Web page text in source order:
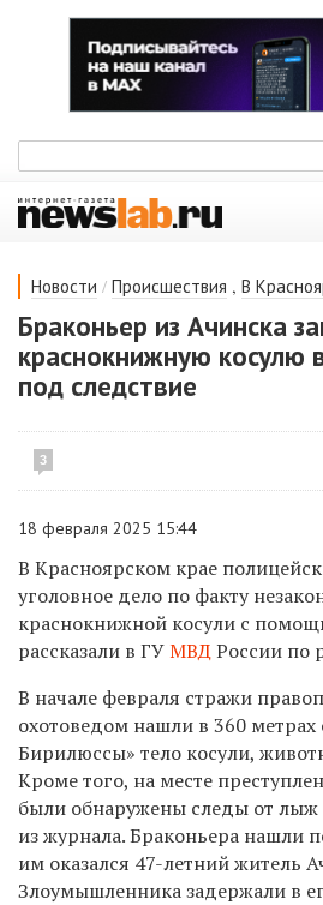
Новости / Происшествия , В
Браконьер из Ачинска
краснокнижную косулю
под следствие
3
18 февраля 2025 15:44
В Красноярском крае
уголовное дело по факту
краснокнижной косули с
рассказали в ГУМВДРоссии по
В начале февраля стражи
охотоведом нашли в 360 метрах
Бирилюссы» тело косули,
Кроме того, на месте
были обнаружены следы от
из журнала. Браконьера нашли
им оказался 47-летний житель
Злоумышленника задержали в